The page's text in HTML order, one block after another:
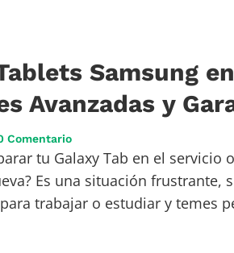
Samsung en
Avanzadas y
Comentario
tu Galaxy Tab en el servicio
Es una situación frustrante,
trabajar o estudiar y temes